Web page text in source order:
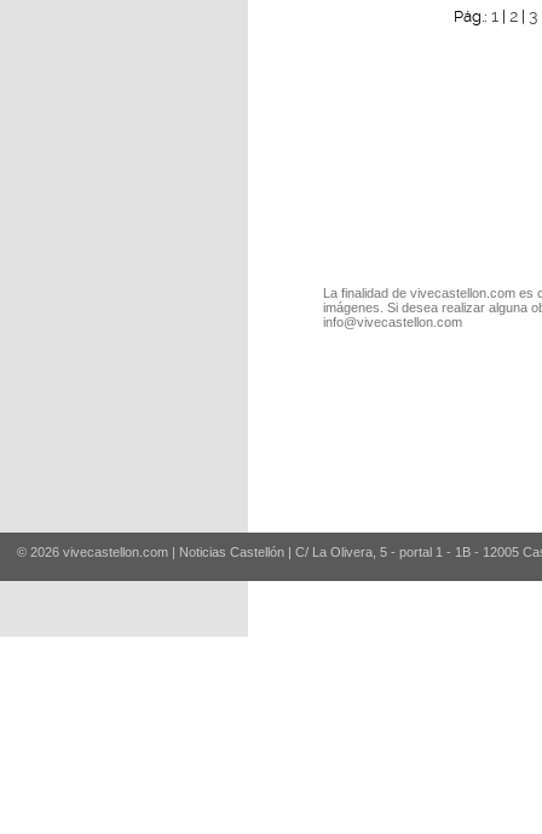
Pág.:1 |2 3
La finalidad de vivecastellon.com
imágenes. Si desea realizar alguna
info@vivecastellon.com
© 2026 vivecastellon.com | Noticias Castellón | C/ La Olivera, 5 - portal 1 - 1B - 12005